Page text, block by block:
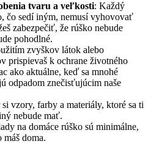
tvaru a veľkosti: Každý
čo sedí iným, nemusí vyhovovať
zabezpečiť, že rúško nebude
pohodlné.
zvyškov látok alebo
prispievaš k ochrane životného
ako aktuálne, keď sa mnohé
odpadom znečisťujúcim naše
si vzory, farby a materiály, ktoré sa ti
nebude mať.
na domáce rúško sú minimálne,
máš doma.